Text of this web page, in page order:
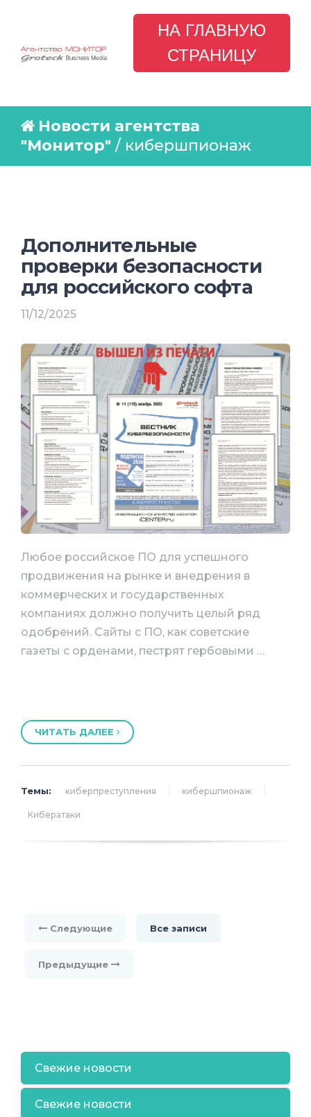
НА ГЛАВНУЮ
СТРАНИЦУ
Новости агентства
"Монитор" / кибершпионаж
Дополнительные
проверки безопасности
для российского софта
11/12/2025
Любое российское ПО для успешного
продвижения на рынке и внедрения в
коммерческих и государственных
компаниях должно получить целый ряд
одобрений. Сайты с ПО, как советские
газеты с орденами, пестрят гербовыми …
ЧИТАТЬ ДАЛЕЕ
Темы: киберпреступления кибершпионаж
Кибератаки
Следующие Все записи
Предыдущие
Свежие новости
Свежие новости